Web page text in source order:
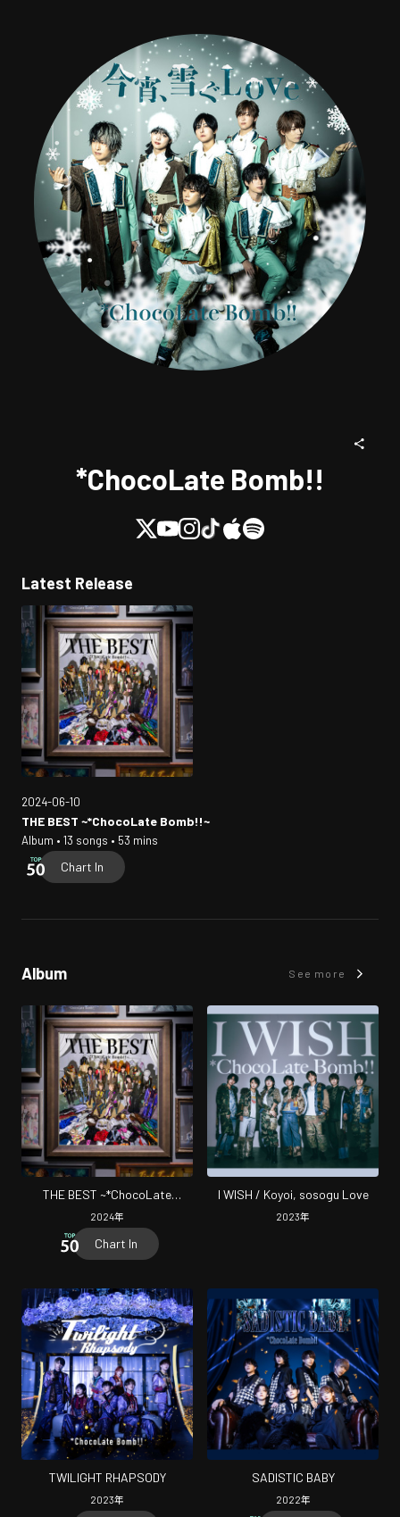
*ChocoLate Bomb!!
Latest Release
2024-06-10
THE BEST ~*ChocoLate Bomb!!~
Album • 13 songs • 53 mins
Chart In
Album See more
THE BEST ~*ChocoLate
Bomb!!~
2024年
Chart In
I WISH / Koyoi, sosogu Love
2023年
TWILIGHT RHAPSODY
2023年
SADISTIC BABY
2022年